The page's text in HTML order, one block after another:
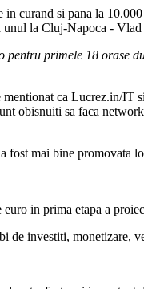
curand si pana la
unul la Cluj-Napoca -
pentru primele 18 orase
ca Lucrez.in/IT
obisnuiti sa faca
fost mai bine promovata
in prima etapa a
de investiti, monetizare,